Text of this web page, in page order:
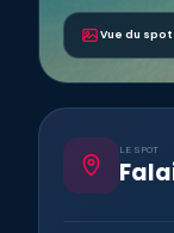
Vue du spot
LE SPOT